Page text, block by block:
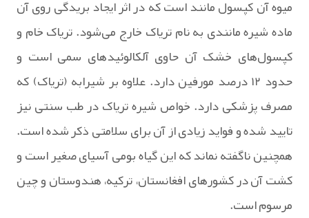
میوه آن کپسول مانند است که در اثر ایجاد بریدگی روی آن
ماده شیره مانندی به نام تریاک خارج می‌شود. تریاک خام و
کپسول‌های خشک آن حاوی آلکالوئیدهای سمی است و
حدود ۱۲ درصد مورفین دارد. علاوه بر شیرابه (تریاک) که
مصرف پزشکی دارد. خواص شیره تریاک در طب سنتی نیز
تایید شده و فواید زیادی از آن برای سلامتی ذکر شده است.
همچنین ناگفته نماند که این گیاه بومی آسیای صغیر است و
کشت آن در کشورهای افغانستان، ترکیه، هندوستان و چین
مرسوم است.